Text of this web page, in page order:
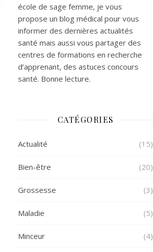
école de sage femme, je vous
propose un blog médical pour vous
informer des dernières actualités
santé mais aussi vous partager des
centres de formations en recherche
d’apprenant, des astuces concours
santé. Bonne lecture.
CATÉGORIES
Actualité (15)
Bien-être (20)
Grossesse (3)
Maladie (5)
Minceur (4)